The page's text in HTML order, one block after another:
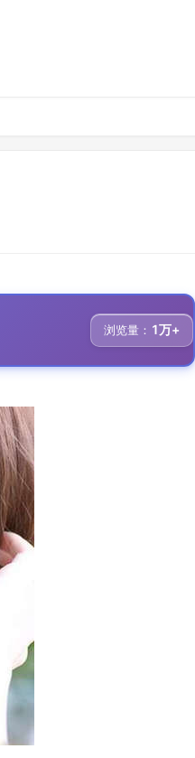
浏览量： 1万+